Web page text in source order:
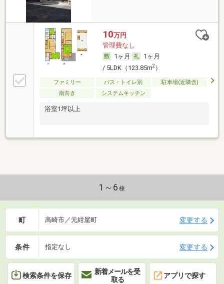
10万円
管理費なし
1ヶ月
1ヶ月
/ 5LDK（123.85m2）
ファミリー バス・トイレ別
駐車場(近隣含)
南向き
システムキッチン
浴室1坪以上
1～6 棟
町 高崎市／元紺屋町 変更する
条件 指定なし 変更する
検索条件を保存
新着メールを受
取る
アプリで探す